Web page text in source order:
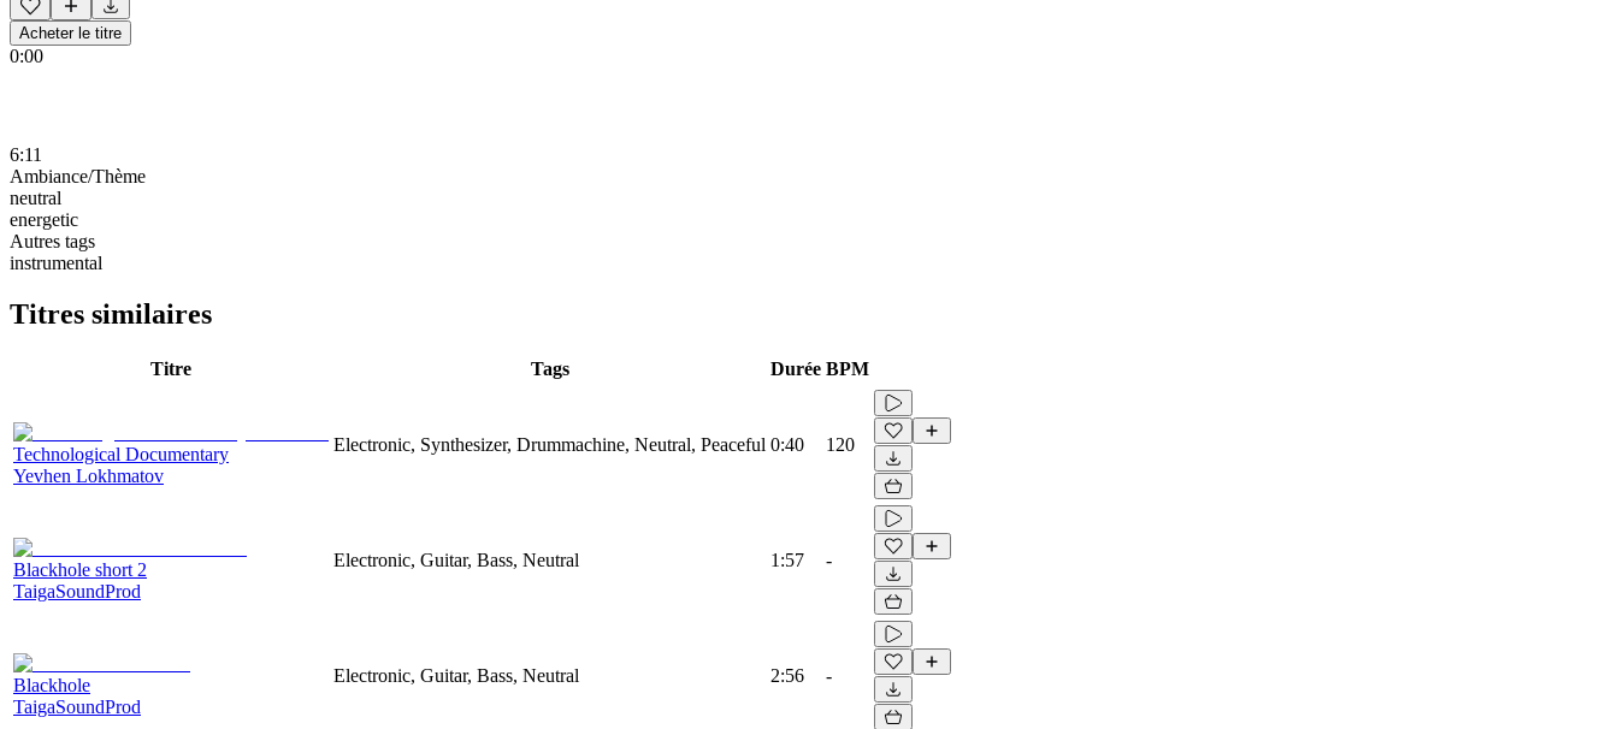
Acheter le titre
0:00
6:11
Ambiance/Thème
neutral
energetic
Autres tags
instrumental
Titres similaires
Titre Tags Durée BPM
Technological Documentary
Yevhen Lokhmatov
Electronic, Synthesizer, Drummachine, Neutral, Peaceful 0:40 120
Blackhole short 2
TaigaSoundProd
Electronic, Guitar, Bass, Neutral 1:57 -
Blackhole
TaigaSoundProd
Electronic, Guitar, Bass, Neutral 2:56 -